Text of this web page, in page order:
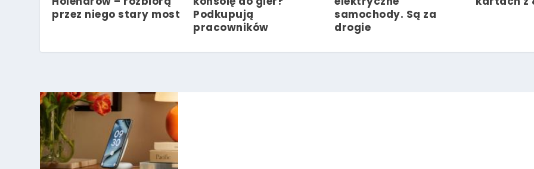
przez niego stary most
Podkupują
pracowników
samochody. Są za
drogie